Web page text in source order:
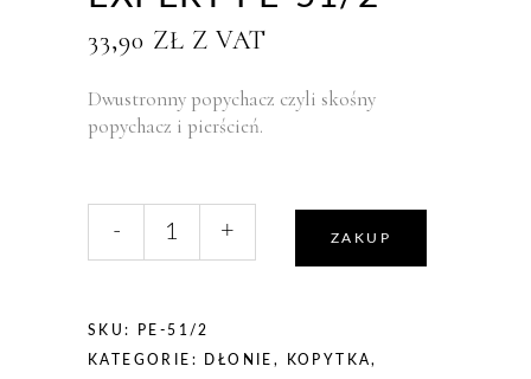
33,90 ZŁ Z VAT
Dwustronny popychacz czyli skośny
popychacz i pierścień.
manicure
EXPERT
- + ZAKUP
SKU: PE-51/2
KATEGORIE: DŁONIE , KOPYTKA,